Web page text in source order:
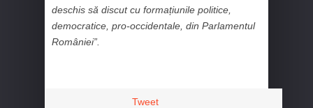
deschis să discut cu formațiunile politice,
democratice, pro-occidentale, din Parlamentul
României”.
Tweet